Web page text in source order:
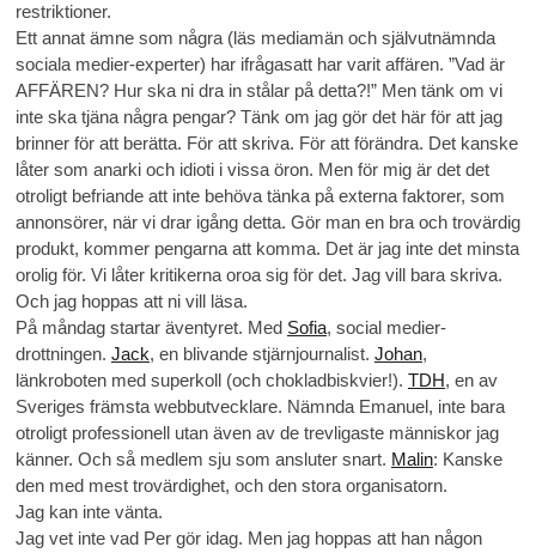
restriktioner.
Ett annat ämne som några (läs mediamän och självutnämnda
sociala medier-experter) har ifrågasatt har varit affären. ”Vad är
AFFÄREN? Hur ska ni dra in stålar på detta?!” Men tänk om vi
inte ska tjäna några pengar? Tänk om jag gör det här för att jag
brinner för att berätta. För att skriva. För att förändra. Det kanske
låter som anarki och idioti i vissa öron. Men för mig är det det
otroligt befriande att inte behöva tänka på externa faktorer, som
annonsörer, när vi drar igång detta. Gör man en bra och trovärdig
produkt, kommer pengarna att komma. Det är jag inte det minsta
orolig för. Vi låter kritikerna oroa sig för det. Jag vill bara skriva.
Och jag hoppas att ni vill läsa.
På måndag startar äventyret. Med Sofia, social medier-
drottningen. Jack, en blivande stjärnjournalist. Johan,
länkroboten med superkoll (och chokladbiskvier!). TDH, en av
Sveriges främsta webbutvecklare. Nämnda Emanuel, inte bara
otroligt professionell utan även av de trevligaste människor jag
känner. Och så medlem sju som ansluter snart. Malin: Kanske
den med mest trovärdighet, och den stora organisatorn.
Jag kan inte vänta.
Jag vet inte vad Per gör idag. Men jag hoppas att han någon